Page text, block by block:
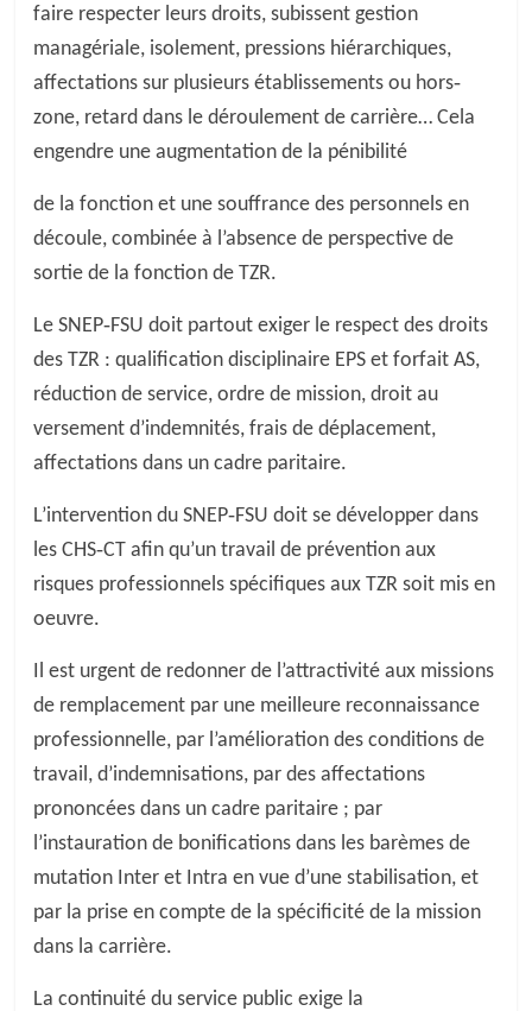
faire respecter leurs droits, subissent gestion
managériale, isolement, pressions hiérarchiques,
affectations sur plusieurs établissements ou hors‐
zone, retard dans le déroulement de carrière… Cela
engendre une augmentation de la pénibilité
de la fonction et une souffrance des personnels en
découle, combinée à l’absence de perspective de
sortie de la fonction de TZR.
Le SNEP‐FSU doit partout exiger le respect des droits
des TZR : qualification disciplinaire EPS et forfait AS,
réduction de service, ordre de mission, droit au
versement d’indemnités, frais de déplacement,
affectations dans un cadre paritaire.
L’intervention du SNEP‐FSU doit se développer dans
les CHS‐CT afin qu’un travail de prévention aux
risques professionnels spécifiques aux TZR soit mis en
oeuvre.
Il est urgent de redonner de l’attractivité aux missions
de remplacement par une meilleure reconnaissance
professionnelle, par l’amélioration des conditions de
travail, d’indemnisations, par des affectations
prononcées dans un cadre paritaire ; par
l’instauration de bonifications dans les barèmes de
mutation Inter et Intra en vue d’une stabilisation, et
par la prise en compte de la spécificité de la mission
dans la carrière.
La continuité du service public exige la